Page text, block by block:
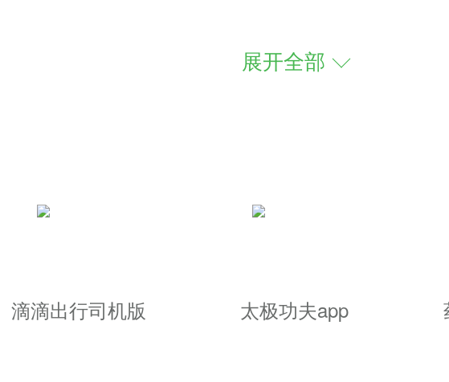
件，数十万技术精湛的司机入驻，生活出行
时都可以打车，想去哪里就去哪里
及出行服务相结合，为你提供更加综合、
展开全部
滴滴出行司机版 太极功夫app